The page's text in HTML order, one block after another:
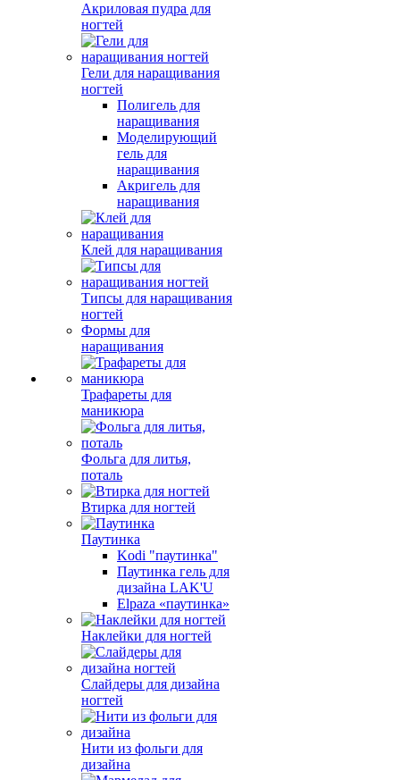
Акриловая пудра для
ногтей
Гели для наращивания
ногтей
Полигель для
наращивания
Моделирующий
гель для
наращивания
Акригель для
наращивания
Клей для наращивания
Типсы для наращивания
ногтей
Формы для
наращивания
Трафареты для
маникюра
Фольга для литья,
поталь
Втирка для ногтей
Паутинка
Kodi "паутинка"
Паутинка гель для
дизайна LAK'U
Elpaza «паутинка»
Наклейки для ногтей
Слайдеры для дизайна
ногтей
Нити из фольги для
дизайна